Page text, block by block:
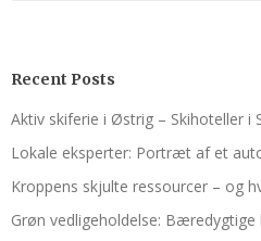
Recent Posts
Aktiv skiferie i Østrig – Skihoteller i
Lokale eksperter: Portræt af et
Kroppens skjulte ressourcer – og
Grøn vedligeholdelse: